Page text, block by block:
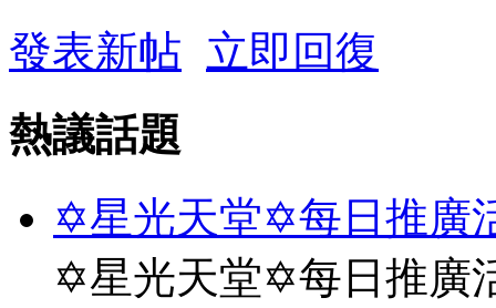
發表新帖 立即回復
熱議話題
✡星光天堂✡每日推廣
✡星光天堂✡每日推廣